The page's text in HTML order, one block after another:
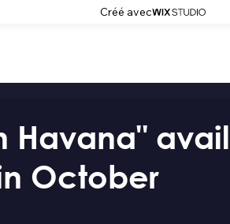
Créé avec
Havana"
October